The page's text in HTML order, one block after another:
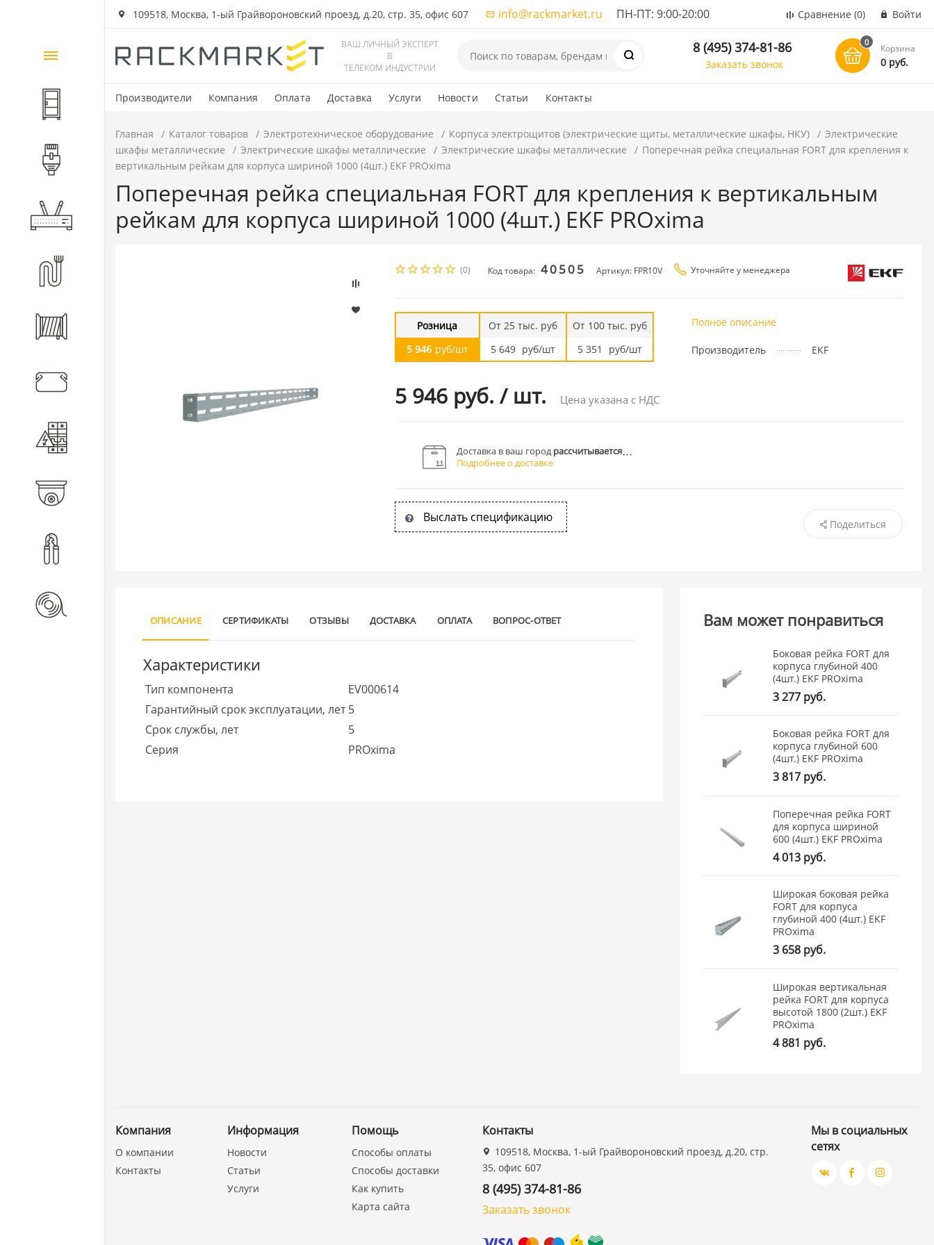
109518, Москва, 1-ый Грайвороновский проезд, д.20, стр. 35, офис 607 info@rackmarket.ru ПН-ПТ: 9:00-20:00 Сравнение (0) Войти
ВАШ ЛИЧНЫЙ ЭКСПЕРТ
В
ТЕЛЕКОМ ИНДУСТРИИ
8 (495) 374-81-86
Заказать звонок
0
Корзина
0 руб.
Производители Компания Оплата Доставка Услуги Новости Статьи Контакты
Каталог
товаров
Шкафы и стойки
Компоненты СКС
Активное оборудование
Главная Каталог товаров Электротехническое оборудование Корпуса электрощитов (электрические щиты, металлические шкафы, НКУ)
Электрические
шкафы металлические
Электрические шкафы металлические Электрические шкафы металлические
Поперечная рейка специальная FORT для крепления к
вертикальным рейкам для корпуса шириной 1000 (4шт.) EKF PROxima
Поперечная рейка специальная FORT для крепления к вертикальным
рейкам для корпуса шириной 1000 (4шт.) EKF PROxima
(0) Код товара: 40505 Артикул: FPR10V Уточняйте у менеджера
Розница
5 946 руб/шт
От 25 тыс. руб
5 649 руб/шт
От 100 тыс. руб
5 351
руб/шт
5 946 руб. / шт. Цена указана с НДС
Полное описание
Производитель EKF
Доставка в ваш городрассчитывается
Подробнее о доставке
Выслать спецификацию Поделиться
ОПИСАНИЕ СЕРТИФИКАТЫ ОТЗЫВЫ ДОСТАВКА ОПЛАТА ВОПРОС-ОТВЕТ
Характеристики
Тип компонента
EV000614
Гарантийный срок эксплуатации, лет 5
Срок службы, лет
5
Серия
PROxima
Вам может понравиться
Боковая рейка FORT для
корпуса глубиной 400
(4шт.) EKF PROxima
3 277 руб.
Боковая рейка FORT для
корпуса глубиной 600
(4шт.) EKF PROxima
3 817 руб.
Поперечная рейка FORT
для корпуса шириной
600 (4шт.) EKF PROxima
4 013 руб.
Широкая боковая рейка
FORT для корпуса
глубиной 400 (4шт.) EKF
PROxima
3 658 руб.
Широкая вертикальная
рейка FORT для корпуса
высотой 1800 (2шт.) EKF
PROxima
4 881 руб.
Компания
О компании
Контакты
Информация
Новости
Статьи
Услуги
Помощь
Способы оплаты
Способы доставки
Как купить
Карта сайта
Контакты
109518, Москва, 1-ый Грайвороновский проезд, д.20, стр.
35, офис 607
8 (495) 374-81-86
Заказать звонок
Мы в социальных
сетях